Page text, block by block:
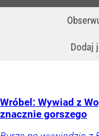
Dodaj
Wróbel: Wywiad z
znacznie gorszego